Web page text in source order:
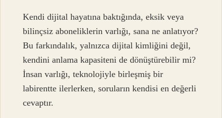
Kendi dijital hayatına baktığında, eksik veya
bilinçsiz aboneliklerin varlığı, sana ne anlatıyor?
Bu farkındalık, yalnızca dijital kimliğini değil,
kendini anlama kapasiteni de dönüştürebilir mi?
İnsan varlığı, teknolojiyle birleşmiş bir
labirentte ilerlerken, soruların kendisi en değerli
cevaptır.